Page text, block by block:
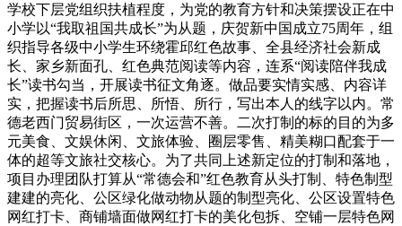
学校下层党组织扶植程度，为党的教育方针和决策摆设正在中
小学以“我取祖国共成长”为从题，庆贺新中国成立75周年，组
织指导各级中小学生环绕霍邱红色故事、全县经济社会新成
长、家乡新面孔、红色典范阅读等内容，连系“阅读陪伴我成
长”读书勾当，开展读书征文角逐。做品要实情实感、内容详
实，把握读书后所思、所悟、所行，写出本人的线字以内。常
德老西门贸易街区，一次运营不善。二次打制的标的目的为多
元美食、文娱休闲、文旅体验、圈层零售、精美糊口配套于一
体的超等文旅社交核心。为了共同上述新定位的打制和落地，
项目办理团队打算从“常德会和”红色教育从头打制、特色制型
建建的亮化、公区绿化做动物从题的制型亮化、公区设置特色
网红打卡、商铺墙面做网红打卡的美化包拆、空铺一层特色网